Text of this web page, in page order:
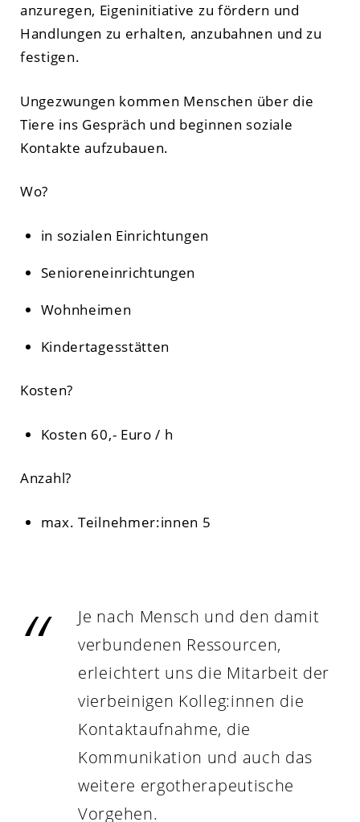
anzuregen, Eigeninitiative zu fördern und
Handlungen zu erhalten, anzubahnen und zu
festigen.
Ungezwungen kommen Menschen über die
Tiere ins Gespräch und beginnen soziale
Kontakte aufzubauen.
Wo?
in sozialen Einrichtungen
Senioreneinrichtungen
Wohnheimen
Kindertagesstätten
Kosten?
Kosten 60,- Euro / h
Anzahl?
max. Teilnehmer:innen 5
Je nach Mensch und den damit
verbundenen Ressourcen,
erleichtert uns die Mitarbeit der
vierbeinigen Kolleg:innen die
Kontaktaufnahme, die
Kommunikation und auch das
weitere ergotherapeutische
Vorgehen.